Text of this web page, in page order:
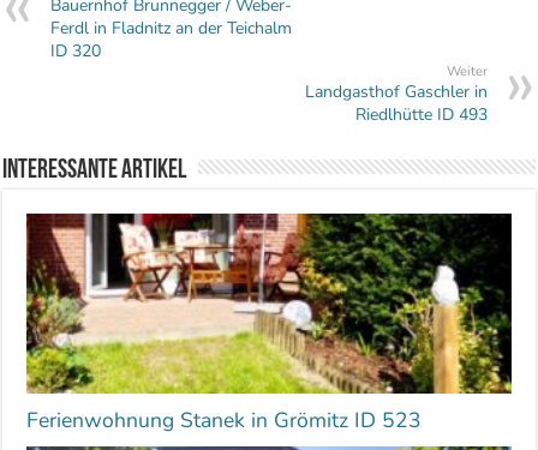
Bauernhof Brunnegger / Weber-
Ferdl in Fladnitz an der Teichalm
ID 320
Weiter
Landgasthof Gaschler in
Riedlhütte ID 493
Interessante Artikel
Ferienwohnung Stanek in Grömitz ID 523